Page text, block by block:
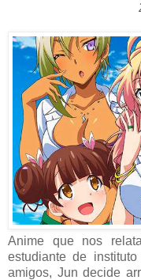
Anime que nos
estudiante de
amigos, Jun decide